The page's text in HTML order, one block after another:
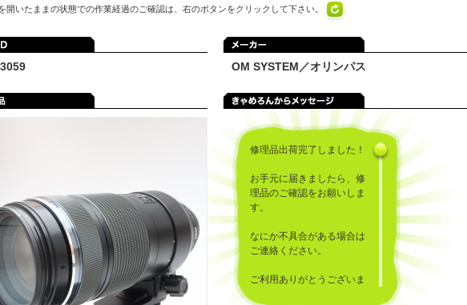
開いたままの状態での作業経過のご確認は、右のボタンをクリックして下さい。
OM SYSTEM／オリンパス
修理品出荷完了しました！
お手元に届きましたら、修
理品のご確認をお願いしま
す。
なにか不具合がある場合は
ご連絡ください。
ご利用ありがとうございま